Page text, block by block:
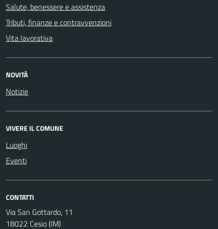
Salute, benessere e assistenza
Tributi, finanze e contravvenzioni
Vita lavorativa
NOVITÀ
Notizie
VIVERE IL COMUNE
Luoghi
Eventi
CONTATTI
Via San Gottardo, 11
18022 Cesio (IM)